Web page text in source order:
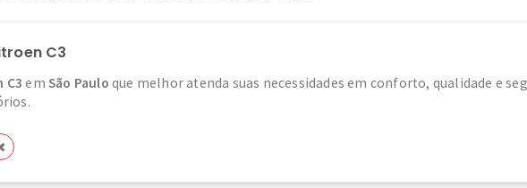
C3
C3 emSão Paulo que melhor atenda suas necessidades em conforto, qualidade e